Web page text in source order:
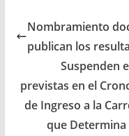
Nombramiento
publican los
Suspenden
previstas en el
de Ingreso a la
que